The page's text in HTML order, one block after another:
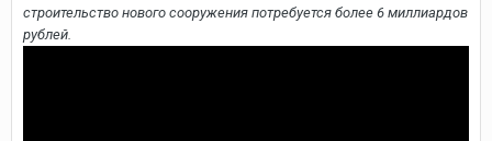
строительство нового сооружения потребуется более 6 миллиардов
рублей.